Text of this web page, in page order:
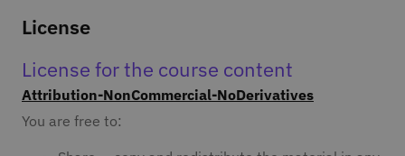
License
License for the course content
Attribution-NonCommercial-NoDerivatives
You are free to: